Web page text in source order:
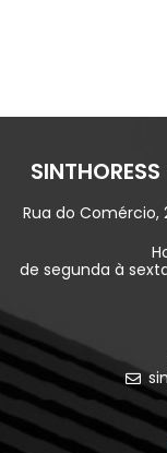
Rua do Comércio,
de segunda à